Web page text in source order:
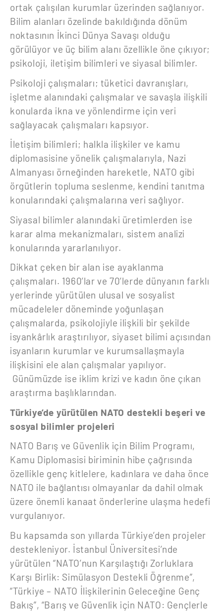
ortak çalışılan kurumlar üzerinden sağlanıyor.
Bilim alanları özelinde bakıldığında dönüm
noktasının İkinci Dünya Savaşı olduğu
görülüyor ve üç bilim alanı özellikle öne çıkıyor;
psikoloji, iletişim bilimleri ve siyasal bilimler.
Psikoloji çalışmaları; tüketici davranışları,
işletme alanındaki çalışmalar ve savaşla ilişkili
konularda ikna ve yönlendirme için veri
sağlayacak çalışmaları kapsıyor.
İletişim bilimleri; halkla ilişkiler ve kamu
diplomasisine yönelik çalışmalarıyla, Nazi
Almanyası örneğinden hareketle, NATO gibi
örgütlerin topluma seslenme, kendini tanıtma
konularındaki çalışmalarına veri sağlıyor.
Siyasal bilimler alanındaki üretimlerden ise
karar alma mekanizmaları, sistem analizi
konularında yararlanılıyor.
Dikkat çeken bir alan ise ayaklanma
çalışmaları. 1960’lar ve 70’lerde dünyanın farklı
yerlerinde yürütülen ulusal ve sosyalist
mücadeleler döneminde yoğunlaşan
çalışmalarda, psikolojiyle ilişkili bir şekilde
isyankârlık araştırılıyor, siyaset bilimi açısından
isyanların kurumlar ve kurumsallaşmayla
ilişkisini ele alan çalışmalar yapılıyor.
Günümüzde ise iklim krizi ve kadın öne çıkan
araştırma başlıklarından.
Türkiye’de yürütülen NATO destekli beşeri ve
sosyal bilimler projeleri
NATO Barış ve Güvenlik için Bilim Programı,
Kamu Diplomasisi biriminin hibe çağrısında
özellikle genç kitlelere, kadınlara ve daha önce
NATO ile bağlantısı olmayanlar da dahil olmak
üzere önemli kanaat önderlerine ulaşma hedefi
vurgulanıyor.
Bu kapsamda son yıllarda Türkiye’den projeler
destekleniyor. İstanbul Üniversitesi’nde
yürütülen “NATO’nun Karşılaştığı Zorluklara
Karşı Birlik: Simülasyon Destekli Öğrenme”,
“Türkiye – NATO İlişkilerinin Geleceğine Genç
Bakış”, “Barış ve Güvenlik için NATO: Gençlerle